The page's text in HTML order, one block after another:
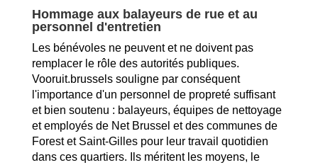
Hommage aux balayeurs de rue et au
personnel d'entretien
Les bénévoles ne peuvent et ne doivent pas
remplacer le rôle des autorités publiques.
Vooruit.brussels souligne par conséquent
l'importance d'un personnel de propreté suffisant
et bien soutenu : balayeurs, équipes de nettoyage
et employés de Net Brussel et des communes de
Forest et Saint-Gilles pour leur travail quotidien
dans ces quartiers. Ils méritent les moyens, le